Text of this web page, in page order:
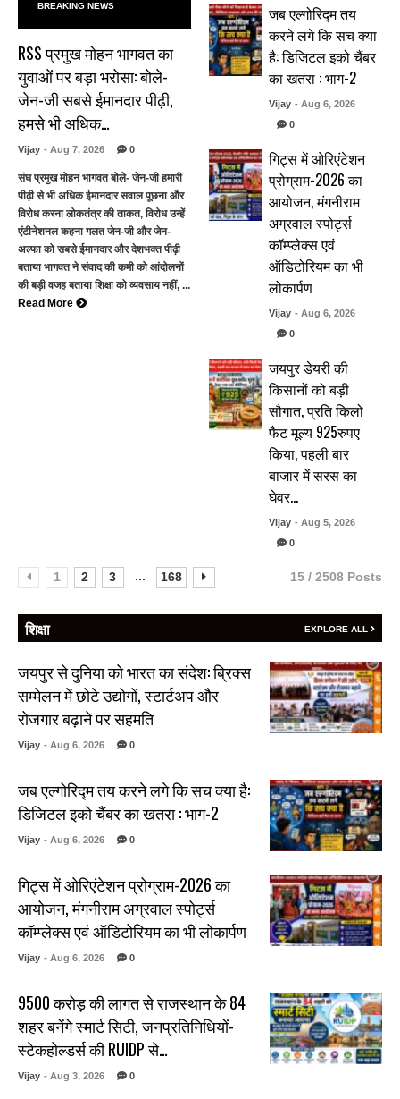
BREAKING NEWS
RSS प्रमुख मोहन भागवत का
युवाओं पर बड़ा भरोसा: बोले-
जेन-जी सबसे ईमानदार पीढ़ी,
हमसे भी अधिक…
Vijay - Aug 7, 2026 0
संघ प्रमुख मोहन भागवत बोले- जेन-जी हमारी
पीढ़ी से भी अधिक ईमानदार सवाल पूछना और
विरोध करना लोकतंत्र की ताकत, विरोध उन्हें
एंटीनेशनल कहना गलत जेन-जी और जेन-
अल्फा को सबसे ईमानदार और देशभक्त पीढ़ी
बताया भागवत ने संवाद की कमी को आंदोलनों
की बड़ी वजह बताया शिक्षा को व्यवसाय नहीं, ...
Read More
जब एल्गोरिद्म तय
करने लगे कि सच क्या
है: डिजिटल इको चैंबर
का खतरा : भाग-2
Vijay - Aug 6, 2026
0
गिट्स में ओरिएंटेशन
प्रोग्राम-2026 का
आयोजन, मंगनीराम
अग्रवाल स्पोर्ट्स
कॉम्प्लेक्स एवं
ऑडिटोरियम का भी
लोकार्पण
Vijay - Aug 6, 2026
0
जयपुर डेयरी की
किसानों को बड़ी
सौगात, प्रति किलो
फैट मूल्य 925रुपए
किया, पहली बार
बाजार में सरस का
घेवर…
Vijay - Aug 5, 2026
0
1 2 3 ... 168 15 / 2508 Posts
शिक्षा EXPLORE ALL
जयपुर से दुनिया को भारत का संदेश: ब्रिक्स
सम्मेलन में छोटे उद्योगों, स्टार्टअप और
रोजगार बढ़ाने पर सहमति
Vijay - Aug 6, 2026 0
जब एल्गोरिद्म तय करने लगे कि सच क्या है:
डिजिटल इको चैंबर का खतरा : भाग-2
Vijay - Aug 6, 2026 0
गिट्स में ओरिएंटेशन प्रोग्राम-2026 का
आयोजन, मंगनीराम अग्रवाल स्पोर्ट्स
कॉम्प्लेक्स एवं ऑडिटोरियम का भी लोकार्पण
Vijay - Aug 6, 2026 0
₹9500 करोड़ की लागत से राजस्थान के 84
शहर बनेंगे स्मार्ट सिटी, जनप्रतिनिधियों-
स्टेकहोल्डर्स की RUIDP से…
Vijay - Aug 3, 2026 0